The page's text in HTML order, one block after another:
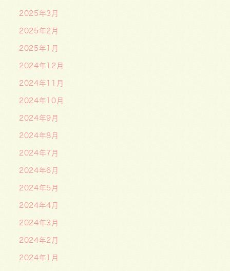
2025年3月
2025年2月
2025年1月
2024年12月
2024年11月
2024年10月
2024年9月
2024年8月
2024年7月
2024年6月
2024年5月
2024年4月
2024年3月
2024年2月
2024年1月